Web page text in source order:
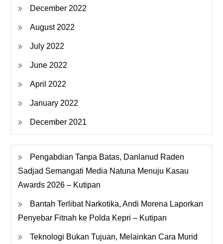
December 2022
August 2022
July 2022
June 2022
April 2022
January 2022
December 2021
Pengabdian Tanpa Batas, Danlanud Raden
Sadjad Semangati Media Natuna Menuju Kasau
Awards 2026 – Kutipan
Bantah Terlibat Narkotika, Andi Morena Laporkan
Penyebar Fitnah ke Polda Kepri – Kutipan
Teknologi Bukan Tujuan, Melainkan Cara Murid